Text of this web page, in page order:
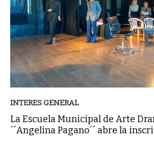
INTERES GENERAL
La Escuela Municipal de Arte
´´Angelina Pagano´´ abre la